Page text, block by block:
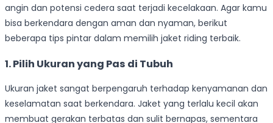
angin dan potensi cedera saat terjadi kecelakaan. Agar kamu
bisa berkendara dengan aman dan nyaman, berikut
beberapa tips pintar dalam memilih jaket riding terbaik.
1. Pilih Ukuran yang Pas di Tubuh
Ukuran jaket sangat berpengaruh terhadap kenyamanan dan
keselamatan saat berkendara. Jaket yang terlalu kecil akan
membuat gerakan terbatas dan sulit bernapas, sementara